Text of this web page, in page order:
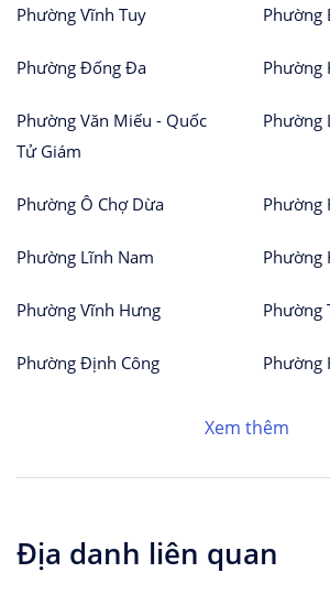
Phường Vĩnh Tuy Phường
Phường Đống Đa Phường
Phường Văn Miếu - Quốc
Tử Giám
Phường
Phường Ô Chợ Dừa Phường
Phường Lĩnh Nam Phường
Phường Vĩnh Hưng Phường
Phường Định Công Phường
Xem thêm
Địa danh liên quan